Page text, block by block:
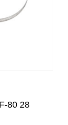
80 28